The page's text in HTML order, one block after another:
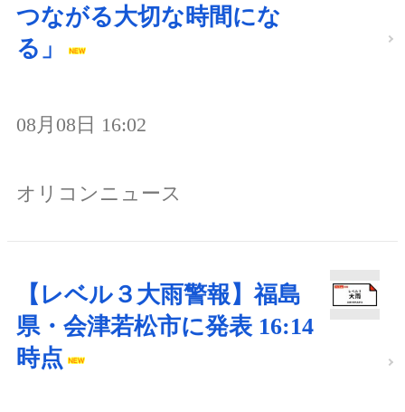
つながる大切な時間にな
る」
08月08日 16:02
オリコンニュース
【レベル３大雨警報】福島
県・会津若松市に発表 16:14
時点